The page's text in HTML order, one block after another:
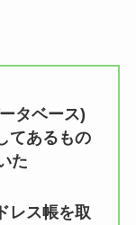
タベース)
てあるもの
た
レス帳を取